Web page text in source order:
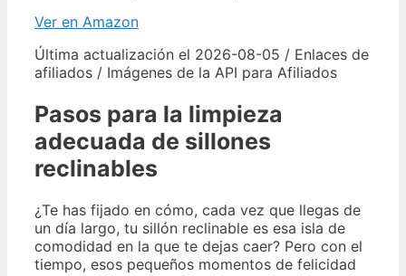
Ver en Amazon
Última actualización el 2026-08-05 / Enlaces de
afiliados / Imágenes de la API para Afiliados
Pasos para la limpieza
adecuada de sillones
reclinables
¿Te has fijado en cómo, cada vez que llegas de
un día largo, tu sillón reclinable es esa isla de
comodidad en la que te dejas caer? Pero con el
tiempo, esos pequeños momentos de felicidad